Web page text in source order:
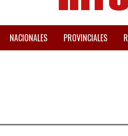
NACIONALES PROVINCIALES